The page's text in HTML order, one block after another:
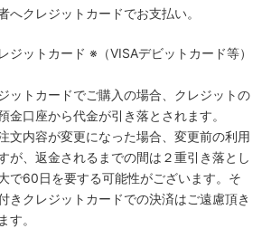
へクレジットカードでお支払い。
ジットカード ※（VISAデビットカード等）
ットカードでご購入の場合、クレジットの
金口座から代金が引き落とされます。
文内容が変更になった場合、変更前の利用
が、返金されるまでの間は２重引き落とし
で60日を要する可能性がございます。そ
きクレジットカードでの決済はご遠慮頂き
す。